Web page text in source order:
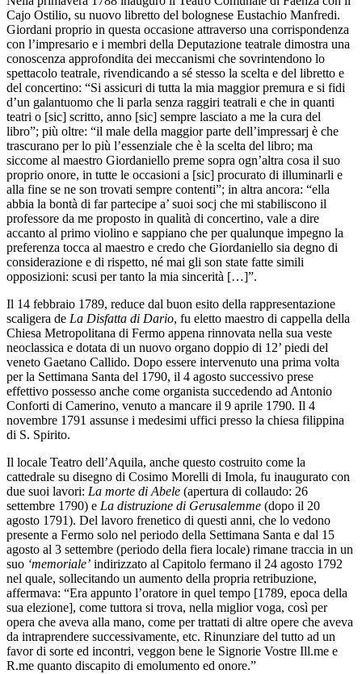
Cajo Ostilio, su nuovo libretto del bolognese Eustachio Manfredi.
Giordani proprio in questa occasione attraverso una corrispondenza
con l’impresario e i membri della Deputazione teatrale dimostra una
conoscenza approfondita dei meccanismi che sovrintendono lo
spettacolo teatrale, rivendicando a sé stesso la scelta e del libretto e
del concertino: “Si assicuri di tutta la mia maggior premura e si fidi
d’un galantuomo che li parla senza raggiri teatrali e che in quanti
teatri o [sic] scritto, anno [sic] sempre lasciato a me la cura del
libro”; più oltre: “il male della maggior parte dell’impressarj è che
trascurano per lo più l’essenziale che è la scelta del libro; ma
siccome al maestro Giordaniello preme sopra ogn’altra cosa il suo
proprio onore, in tutte le occasioni a [sic] procurato di illuminarli e
alla fine se ne son trovati sempre contenti”; in altra ancora: “ella
abbia la bontà di far partecipe a’ suoi socj che mi stabiliscono il
professore da me proposto in qualità di concertino, vale a dire
accanto al primo violino e sappiano che per qualunque impegno la
preferenza tocca al maestro e credo che Giordaniello sia degno di
considerazione e di rispetto, né mai gli son state fatte simili
opposizioni: scusi per tanto la mia sincerità […]”.
Il 14 febbraio 1789, reduce dal buon esito della rappresentazione
scaligera de La Disfatta di Dario, fu eletto maestro di cappella della
Chiesa Metropolitana di Fermo appena rinnovata nella sua veste
neoclassica e dotata di un nuovo organo doppio di 12’ piedi del
veneto Gaetano Callido. Dopo essere intervenuto una prima volta
per la Settimana Santa del 1790, il 4 agosto successivo prese
effettivo possesso anche come organista succedendo ad Antonio
Conforti di Camerino, venuto a mancare il 9 aprile 1790. Il 4
novembre 1791 assunse i medesimi uffici presso la chiesa filippina
di S. Spirito.
Il locale Teatro dell’Aquila, anche questo costruito come la
cattedrale su disegno di Cosimo Morelli di Imola, fu inaugurato con
due suoi lavori: La morte di Abele (apertura di collaudo: 26
settembre 1790) e La distruzione di Gerusalemme (dopo il 20
agosto 1791). Del lavoro frenetico di questi anni, che lo vedono
presente a Fermo solo nel periodo della Settimana Santa e dal 15
agosto al 3 settembre (periodo della fiera locale) rimane traccia in un
suo ‘memoriale’ indirizzato al Capitolo fermano il 24 agosto 1792
nel quale, sollecitando un aumento della propria retribuzione,
affermava: “Era appunto l’oratore in quel tempo [1789, epoca della
sua elezione], come tuttora si trova, nella miglior voga, così per
opera che aveva alla mano, come per trattati di altre opere che aveva
da intraprendere successivamente, etc. Rinunziare del tutto ad un
favor di sorte ed incontri, veggon bene le Signorie Vostre Ill.me e
R.me quanto discapito di emolumento ed onore.”